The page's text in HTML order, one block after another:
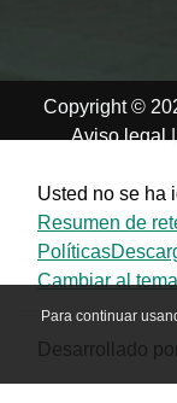
Para continuar
Copyright ©
Aviso legal
Usted no se ha
Resumen de
Políticas
Cambiar al
Desarrollado